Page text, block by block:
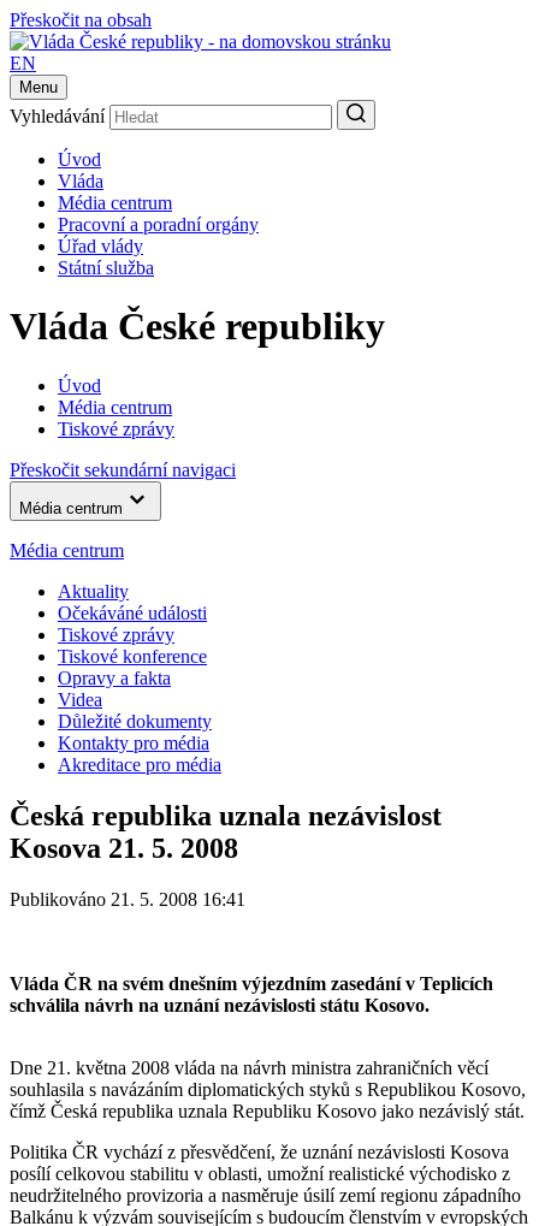
Přeskočit na obsah
EN
Menu
Vyhledávání
Úvod
Vláda
Média centrum
Pracovní a poradní orgány
Úřad vlády
Státní služba
Vláda České republiky
Úvod
Média centrum
Tiskové zprávy
Přeskočit sekundární navigaci
Média centrum
Média centrum
Aktuality
Očekáváné události
Tiskové zprávy
Tiskové konference
Opravy a fakta
Videa
Důležité dokumenty
Kontakty pro média
Akreditace pro média
Česká republika uznala nezávislost
Kosova 21. 5. 2008
Publikováno 21. 5. 2008 16:41
Vláda ČR na svém dnešním výjezdním zasedání v Teplicích
schválila návrh na uznání nezávislosti státu Kosovo.
Dne 21. května 2008 vláda na návrh ministra zahraničních věcí
souhlasila s navázáním diplomatických styků s Republikou Kosovo,
čímž Česká republika uznala Republiku Kosovo jako nezávislý stát.
Politika ČR vychází z přesvědčení, že uznání nezávislosti Kosova
posílí celkovou stabilitu v oblasti, umožní realistické východisko z
neudržitelného provizoria a nasměruje úsilí zemí regionu západního
Balkánu k výzvám souvisejícím s budoucím členstvím v evropských